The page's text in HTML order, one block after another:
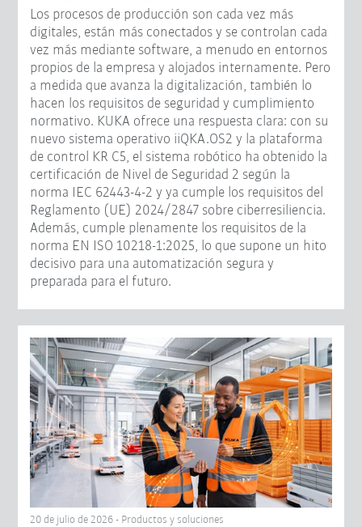
Los procesos de producción son cada vez más
digitales, están más conectados y se controlan cada
vez más mediante software, a menudo en entornos
propios de la empresa y alojados internamente. Pero
a medida que avanza la digitalización, también lo
hacen los requisitos de seguridad y cumplimiento
normativo. KUKA ofrece una respuesta clara: con su
nuevo sistema operativo iiQKA.OS2 y la plataforma
de control KR C5, el sistema robótico ha obtenido la
certificación de Nivel de Seguridad 2 según la
norma IEC 62443-4-2 y ya cumple los requisitos del
Reglamento (UE) 2024/2847 sobre ciberresiliencia.
Además, cumple plenamente los requisitos de la
norma EN ISO 10218-1:2025, lo que supone un hito
decisivo para una automatización segura y
preparada para el futuro.
20 de julio de 2026 - Productos y soluciones